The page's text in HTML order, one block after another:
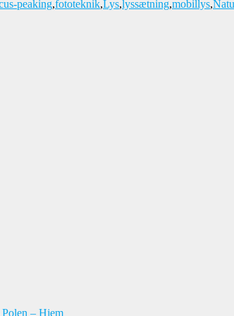
peaking,fototeknik,Lys,lyssætning,mobillys,
– Hjem